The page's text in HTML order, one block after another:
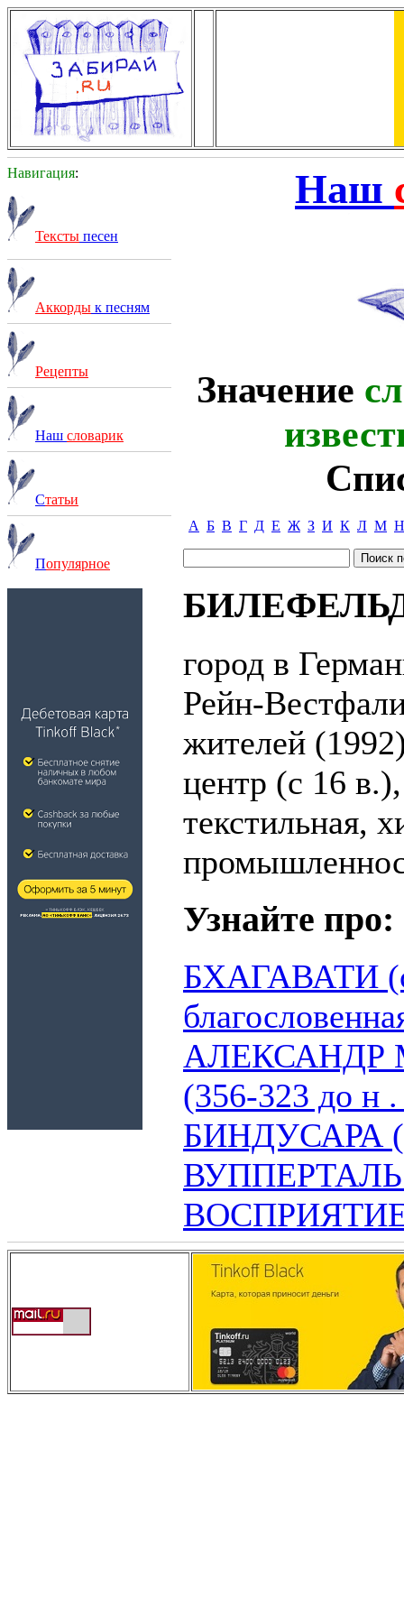
Навигация:
Тексты песен
Аккорды к песням
Рецепты
Наш словарик
Статьи
Популярное
Наш
Значение
А Б В Г Д Е Ж З И К Л М Н
БИЛЕФЕЛЬД
город в
Рейн-
жителей
центр (с 16
текстильная,
Узнайте про:
БХАГАВАТИ
(356-323 до н
БИНДУСАРА
ВУППЕРТАЛЬ